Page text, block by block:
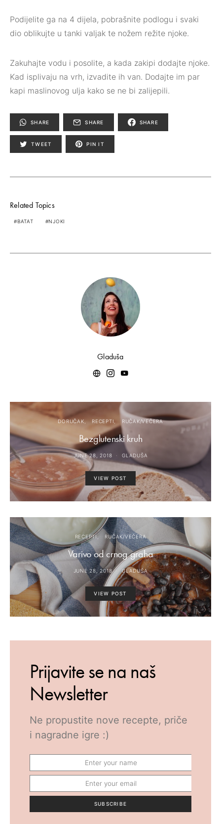
Podijelite ga na 4 dijela, pobrašnite podlogu i svaki
dio oblikujte u tanki valjak te nožem režite njoke.⁣
Zakuhajte vodu i posolite, a kada zakipi dodajte njoke.
Kad isplivaju na vrh, izvadite ih van. Dodajte im par
kapi maslinovog ulja kako se ne bi zalijepili.⁣
SHARE SHARE SHARE
TWEET PIN IT
Related Topics
BATAT NJOKI
Gladuša
DORUČAK RECEPTI RUČAK/VEČERA
Bezglutenski kruh
JUNE 28, 2018 GLADUŠA
VIEW POST
RECEPTI RUČAK/VEČERA
Varivo od crnog graha
JUNE 28, 2018 GLADUŠA
VIEW POST
Prijavite se na naš
Newsletter
Ne propustite nove recepte, priče
i nagradne igre :)
SUBSCRIBE